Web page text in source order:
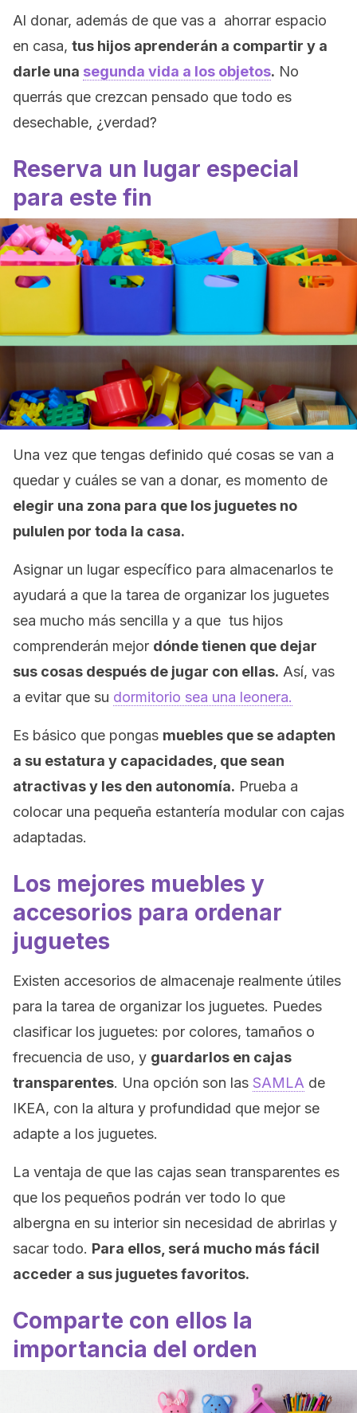
Al donar, además de que vas a ahorrar espacio
en casa, tus hijos aprenderán a compartir y a
darle una segunda vida a los objetos. No
querrás que crezcan pensado que todo es
desechable, ¿verdad?
Reserva un lugar especial
para este fin
Una vez que tengas definido qué cosas se van a
quedar y cuáles se van a donar, es momento de
elegir una zona para que los juguetes no
pululen por toda la casa.
Asignar un lugar específico para almacenarlos te
ayudará a que la tarea de organizar los juguetes
sea mucho más sencilla y a que tus hijos
comprenderán mejor dónde tienen que dejar
sus cosas después de jugar con ellas. Así, vas
a evitar que su dormitorio sea una leonera.
Es básico que pongas muebles que se adapten
a su estatura y capacidades, que sean
atractivas y les den autonomía. Prueba a
colocar una pequeña estantería modular con cajas
adaptadas.
Los mejores muebles y
accesorios para ordenar
juguetes
Existen accesorios de almacenaje realmente útiles
para la tarea de organizar los juguetes. Puedes
clasificar los juguetes: por colores, tamaños o
frecuencia de uso, y guardarlos en cajas
transparentes. Una opción son las SAMLA de
IKEA, con la altura y profundidad que mejor se
adapte a los juguetes.
La ventaja de que las cajas sean transparentes es
que los pequeños podrán ver todo lo que
albergna en su interior sin necesidad de abrirlas y
sacar todo. Para ellos, será mucho más fácil
acceder a sus juguetes favoritos.
Comparte con ellos la
importancia del orden